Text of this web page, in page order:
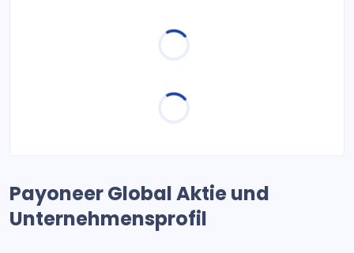
Payoneer Global Aktie und
Unternehmensprofil